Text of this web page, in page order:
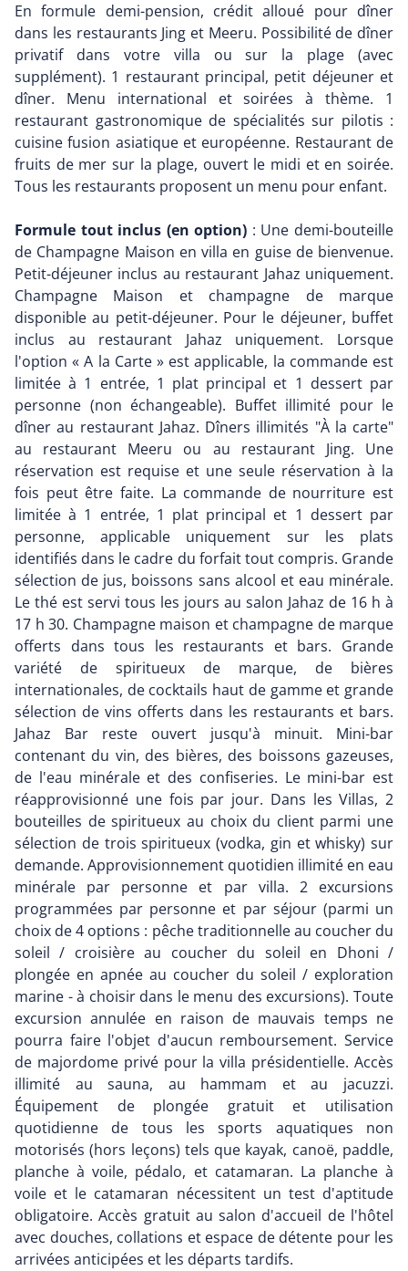
En formule demi-pension, crédit alloué pour dîner
dans les restaurants Jing et Meeru. Possibilité de dîner
privatif dans votre villa ou sur la plage (avec
supplément). 1 restaurant principal, petit déjeuner et
dîner. Menu international et soirées à thème. 1
restaurant gastronomique de spécialités sur pilotis :
cuisine fusion asiatique et européenne. Restaurant de
fruits de mer sur la plage, ouvert le midi et en soirée.
Tous les restaurants proposent un menu pour enfant.
Formule tout inclus (en option) : Une demi-bouteille
de Champagne Maison en villa en guise de bienvenue.
Petit-déjeuner inclus au restaurant Jahaz uniquement.
Champagne Maison et champagne de marque
disponible au petit-déjeuner. Pour le déjeuner, buffet
inclus au restaurant Jahaz uniquement. Lorsque
l'option « A la Carte » est applicable, la commande est
limitée à 1 entrée, 1 plat principal et 1 dessert par
personne (non échangeable). Buffet illimité pour le
dîner au restaurant Jahaz. Dîners illimités "À la carte"
au restaurant Meeru ou au restaurant Jing. Une
réservation est requise et une seule réservation à la
fois peut être faite. La commande de nourriture est
limitée à 1 entrée, 1 plat principal et 1 dessert par
personne, applicable uniquement sur les plats
identifiés dans le cadre du forfait tout compris. Grande
sélection de jus, boissons sans alcool et eau minérale.
Le thé est servi tous les jours au salon Jahaz de 16 h à
17 h 30. Champagne maison et champagne de marque
offerts dans tous les restaurants et bars. Grande
variété de spiritueux de marque, de bières
internationales, de cocktails haut de gamme et grande
sélection de vins offerts dans les restaurants et bars.
Jahaz Bar reste ouvert jusqu'à minuit. Mini-bar
contenant du vin, des bières, des boissons gazeuses,
de l'eau minérale et des confiseries. Le mini-bar est
réapprovisionné une fois par jour. Dans les Villas, 2
bouteilles de spiritueux au choix du client parmi une
sélection de trois spiritueux (vodka, gin et whisky) sur
demande. Approvisionnement quotidien illimité en eau
minérale par personne et par villa. 2 excursions
programmées par personne et par séjour (parmi un
choix de 4 options : pêche traditionnelle au coucher du
soleil / croisière au coucher du soleil en Dhoni /
plongée en apnée au coucher du soleil / exploration
marine - à choisir dans le menu des excursions). Toute
excursion annulée en raison de mauvais temps ne
pourra faire l'objet d'aucun remboursement. Service
de majordome privé pour la villa présidentielle. Accès
illimité au sauna, au hammam et au jacuzzi.
Équipement de plongée gratuit et utilisation
quotidienne de tous les sports aquatiques non
motorisés (hors leçons) tels que kayak, canoë, paddle,
planche à voile, pédalo, et catamaran. La planche à
voile et le catamaran nécessitent un test d'aptitude
obligatoire. Accès gratuit au salon d'accueil de l'hôtel
avec douches, collations et espace de détente pour les
arrivées anticipées et les départs tardifs.